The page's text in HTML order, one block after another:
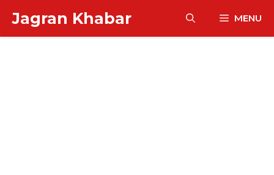
content
Jagran Khabar MENU